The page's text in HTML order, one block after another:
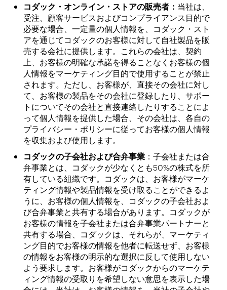
コダック・オンライン・ストアの販売者： 当社は、
受注、顧客サービスおよびコンプライアンス目的で
必要な場合、一定量の個人情報を、コダック・スト
アを通じてコダックのお客様に対して自社製品を販
売する会社に提供します。これらの会社は、契約
上、お客様の明確な承諾を得ることなくお客様の個
人情報をマーケティング目的で使用することが禁止
されます。ただし、お客様が、直接その会社に対し
て、お客様の製品をその会社に登録したり、サポー
トについてその会社と直接連絡したりすることによ
って個人情報を提供した場合、その会社は、各自の
プライバシー・ポリシーに従ってお客様の個人情報
を収集および使用します。
コダックの子会社および合弁事業 ：子会社または合
弁事業とは、コダックが少なくとも50%の株式を所
有している組織です。コダックは、お客様がマーケ
ティング情報や製品情報を受け取ることができるよ
うに、お客様の個人情報を、コダックの子会社およ
び合弁事業と共有する場合があります。コダックが
お客様の情報を子会社または合弁事業パートナーと
共有する場合、コダックは、それらが、マーケティ
ング目的でお客様の情報を他者に転送せず、お客様
の情報をお客様の明示的な選択に反して使用しない
よう要求します。お客様がコダックからのマーケテ
ィング情報の受取りを希望しない意思を表示した場